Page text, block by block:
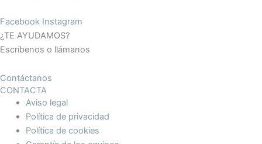
Facebook Instagram
¿TE AYUDAMOS?
Escríbenos o llámanos
Contáctanos
CONTACTA
Aviso legal
Política de privacidad
Política de cookies